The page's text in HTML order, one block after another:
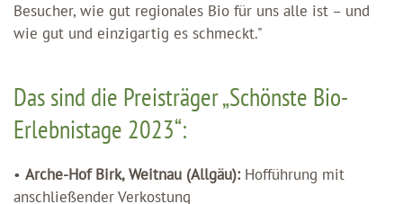
Besucher, wie gut regionales Bio für uns alle ist – und
wie gut und einzigartig es schmeckt."
Das sind die Preisträger „Schönste Bio-
Erlebnistage 2023“:
• Arche-Hof Birk, Weitnau (Allgäu):Hofführung mit
anschließender Verkostung